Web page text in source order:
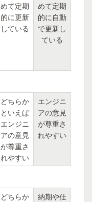
めて定期
的に更新
している
めて定期
的に自動
で更新し
ている
どちらか
といえば
エンジニ
アの意見
が尊重さ
れやすい
エンジニ
アの意見
が尊重さ
れやすい
どちらか
納期や仕